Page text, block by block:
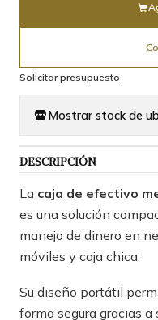
Solicitar presupuesto
Mostrar stock de
DESCRIPCIÓN
La caja de efectivo
es una solución
manejo de dinero en
móviles y caja chica.
Su diseño portátil
forma segura gracias a